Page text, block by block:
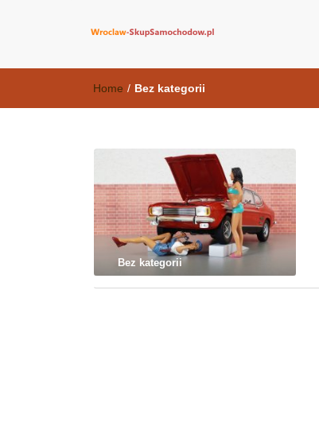
Home / Bez kategorii
Bez kategorii